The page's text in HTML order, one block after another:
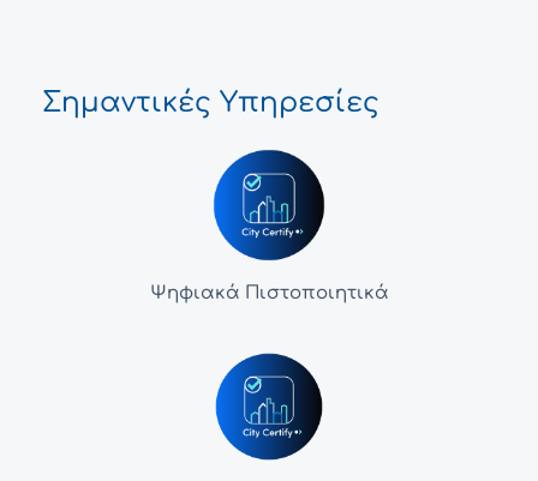
Σημαντικές Υπηρεσίες
Ψηφιακά Πιστοποιητικά